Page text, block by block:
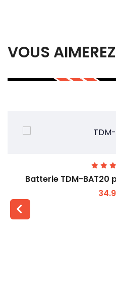
VOUS
Batterie TDM-BAT20